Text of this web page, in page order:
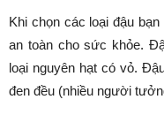
Khi chọn các loại đậu
an toàn cho sức khỏe.
loại nguyên hạt có vỏ.
đen đều (nhiều người